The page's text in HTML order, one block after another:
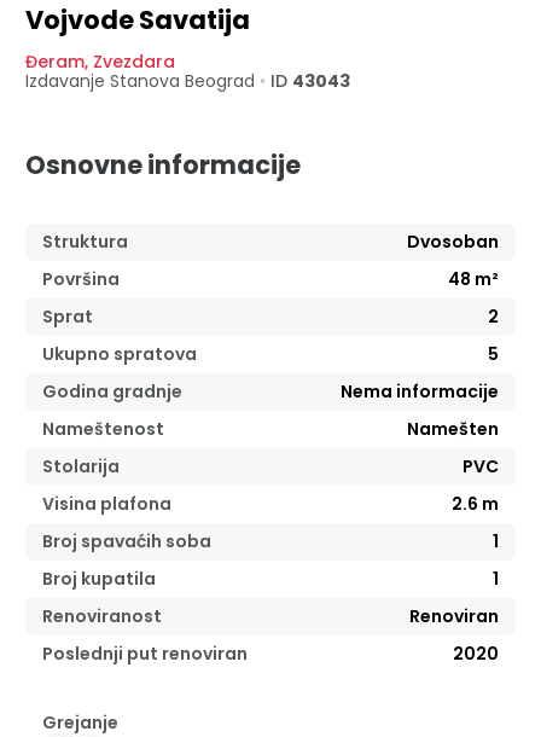
Vojvode Savatija
Đeram, Zvezdara
Izdavanje Stanova Beograd • ID 43043
Osnovne informacije
Struktura
Dvosoban
Površina
48 m²
Sprat
2
Ukupno spratova
5
Godina gradnje
Nema informacije
Nameštenost
Namešten
Stolarija
PVC
Visina plafona
2.6 m
Broj spavaćih soba
1
Broj kupatila
1
Renoviranost
Renoviran
Poslednji put renoviran
2020
Grejanje